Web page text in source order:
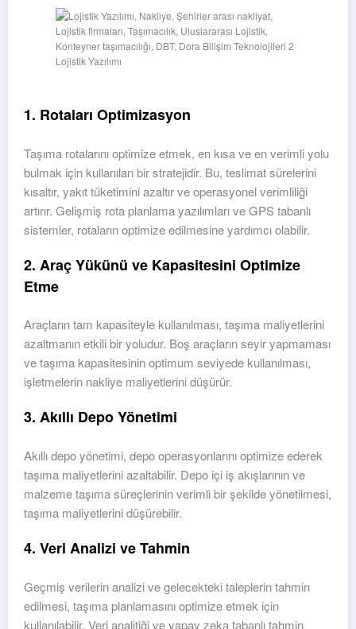
Lojistik Yazılımı
1. Rotaları Optimizasyon
Taşıma rotalarını optimize etmek, en kısa ve en verimli yolu
bulmak için kullanılan bir stratejidir. Bu, teslimat sürelerini
kısaltır, yakıt tüketimini azaltır ve operasyonel verimliliği
artırır. Gelişmiş rota planlama yazılımları ve GPS tabanlı
sistemler, rotaların optimize edilmesine yardımcı olabilir.
2. Araç Yükünü ve Kapasitesini Optimize
Etme
Araçların tam kapasiteyle kullanılması, taşıma maliyetlerini
azaltmanın etkili bir yoludur. Boş araçların seyir yapmaması
ve taşıma kapasitesinin optimum seviyede kullanılması,
işletmelerin nakliye maliyetlerini düşürür.
3. Akıllı Depo Yönetimi
Akıllı depo yönetimi, depo operasyonlarını optimize ederek
taşıma maliyetlerini azaltabilir. Depo içi iş akışlarının ve
malzeme taşıma süreçlerinin verimli bir şekilde yönetilmesi,
taşıma maliyetlerini düşürebilir.
4. Veri Analizi ve Tahmin
Geçmiş verilerin analizi ve gelecekteki taleplerin tahmin
edilmesi, taşıma planlamasını optimize etmek için
kullanılabilir. Veri analitiği ve yapay zeka tabanlı tahmin